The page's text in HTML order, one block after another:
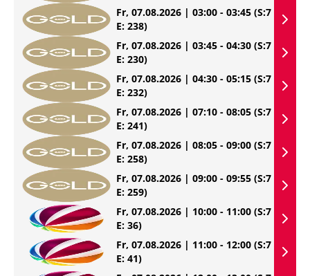
Fr, 07.08.2026 | 03:00 - 03:45 (S:7
E: 238)
Fr, 07.08.2026 | 03:45 - 04:30 (S:7
E: 230)
Fr, 07.08.2026 | 04:30 - 05:15 (S:7
E: 232)
Fr, 07.08.2026 | 07:10 - 08:05 (S:7
E: 241)
Fr, 07.08.2026 | 08:05 - 09:00 (S:7
E: 258)
Fr, 07.08.2026 | 09:00 - 09:55 (S:7
E: 259)
Fr, 07.08.2026 | 10:00 - 11:00 (S:7
E: 36)
Fr, 07.08.2026 | 11:00 - 12:00 (S:7
E: 41)